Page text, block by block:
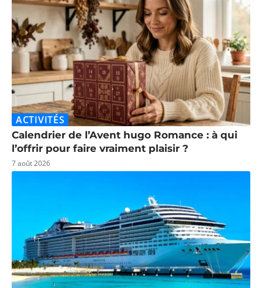
ACTIVITÉS
Calendrier de l’Avent hugo Romance : à qui
l’offrir pour faire vraiment plaisir ?
7 août 2026